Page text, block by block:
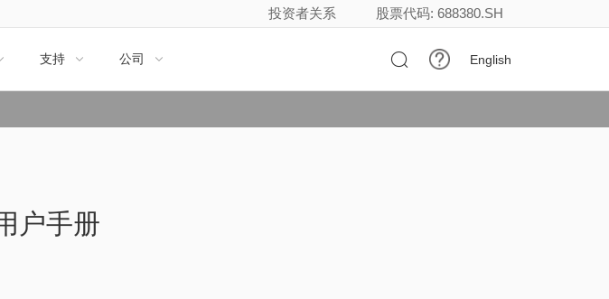
投资者关系 股票代码: 688380.SH
支持  公司   English
户手册